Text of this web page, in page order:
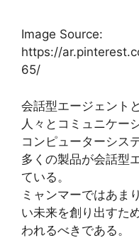
Image Source:
https://
65/
会話型エージェント
人々とコミュニケー
コンピューターシス
多くの製品が会話型
ている。
ミャンマーではあま
い未来を創り出すた
われるべきである。